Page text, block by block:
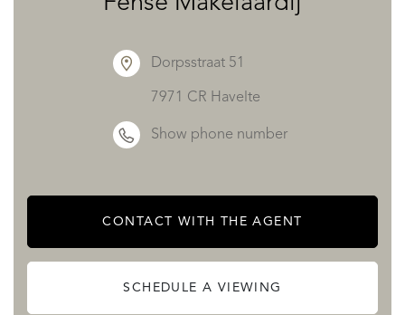
fietsen en buitenleven. Hier woon je met het gevoel van
verrassend dichtbij.
De boerderij, oorspronkelijk gebouwd in 1925, is in 2023,
vallen direct de royale ruimtes, de fraaie zichtlijnen en de
warme woonbeleving op. De entree met prachtig
trappenhuis en vide geeft het huis allure, terwijl de
woonkeuken uit 2025 uitnodigt tot uitgebreid koken en
Dorpsstraat 51
7971 CR Havelte
Show phone number
CONTACT WITH THE AGENT
SCHEDULE A VIEWING